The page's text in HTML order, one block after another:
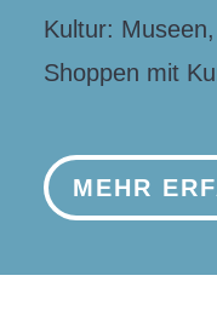
Kultur:
Shoppen mit
MEHR